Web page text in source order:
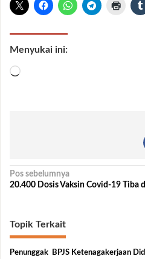
Menyukai ini:
Memuat...
Navigasi
Pos sebelumnya
20.400 Dosis Vaksin Covid-19 Tiba
Topik Terkait
Penunggak BPJS Ketenagakerjaan